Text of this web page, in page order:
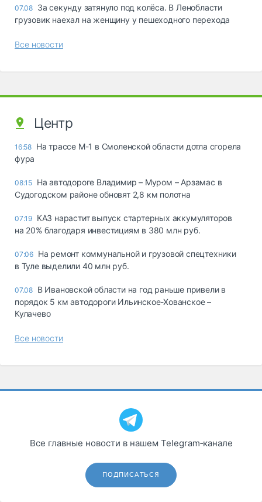
07.08 За секунду затянуло под колёса. В Ленобласти
грузовик наехал на женщину у пешеходного перехода
Все новости
Центр
16:58 На трассе М-1 в Смоленской области дотла сгорела
фура
08:15 На автодороге Владимир – Муром – Арзамас в
Судогодском районе обновят 2,8 км полотна
07:19 КАЗ нарастит выпуск стартерных аккумуляторов
на 20% благодаря инвестициям в 380 млн руб.
07:06 На ремонт коммунальной и грузовой спецтехники
в Туле выделили 40 млн руб.
07.08 В Ивановской области на год раньше привели в
порядок 5 км автодороги Ильинское-Хованское –
Кулачево
Все новости
Все главные новости в нашем Telegram‑канале
ПОДПИСАТЬСЯ